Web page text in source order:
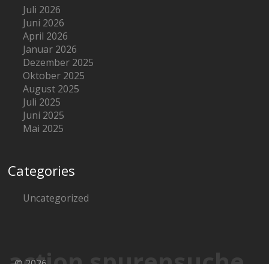
Juli 2026
Juni 2026
April 2026
Januar 2026
Dezember 2025
Oktober 2025
August 2025
Juli 2025
Juni 2025
Mai 2025
Categories
Uncategorized